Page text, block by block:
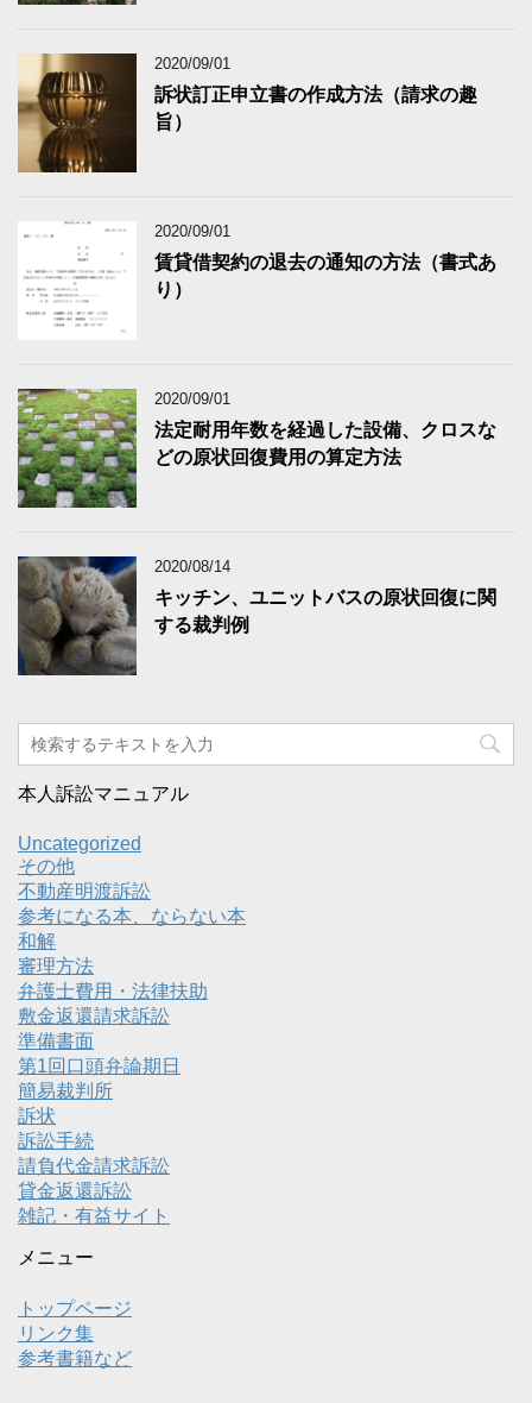
2020/09/01
訴状訂正申立書の作成方法（請求の趣
旨）
2020/09/01
賃貸借契約の退去の通知の方法（書式あ
り）
2020/09/01
法定耐用年数を経過した設備、クロスな
どの原状回復費用の算定方法
2020/08/14
キッチン、ユニットバスの原状回復に関
する裁判例
本人訴訟マニュアル
Uncategorized
その他
不動産明渡訴訟
参考になる本、ならない本
和解
審理方法
弁護士費用・法律扶助
敷金返還請求訴訟
準備書面
第1回口頭弁論期日
簡易裁判所
訴状
訴訟手続
請負代金請求訴訟
貸金返還訴訟
雑記・有益サイト
メニュー
トップページ
リンク集
参考書籍など